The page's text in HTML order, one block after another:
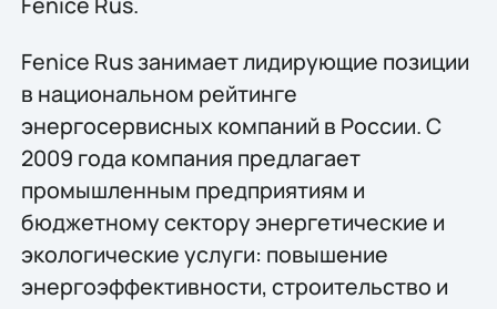
Fenice Rus занимает лидирующие позиции
в национальном рейтинге
энергосервисных компаний в России. С
2009 года компания предлагает
промышленным предприятиям и
бюджетному сектору энергетические и
экологические услуги: повышение
энергоэффективности, строительство и